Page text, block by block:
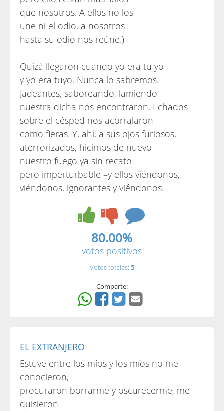
que nosotros. A ellos no los
une ni el odio, a nosotros
hasta su odio nos reúne.)
Quizá llegaron cuando yo era tu yo
y yo era tuyo. Nunca lo sabremos.
Jadeantes, saboreando, lamiendo
nuestra dicha nos encontraron. Echados
sobre el césped nos acorralaron
como fieras. Y, ahí, a sus ojos furiosos,
aterrorizados, hicimos de nuevo
nuestro fuego ya sin recato
pero imperturbable –y ellos viéndonos,
viéndonos, ignorantes y viéndonos.
80.00%
votos positivos
Votos totales: 5
Comparte:
EL EXTRANJERO
Estuve entre los míos y los míos no me
conocieron,
procuraron borrarme y oscurecerme, me
quisieron